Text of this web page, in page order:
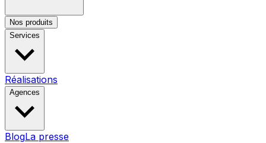
Nos produits
Services
Réalisations
Agences
BlogLa presse